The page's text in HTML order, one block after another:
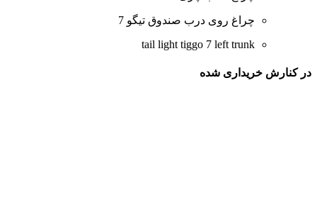
چراغ روی درب صندوق تیگو 7
tail light tiggo 7 left trunk
در کنارش خریداری شده